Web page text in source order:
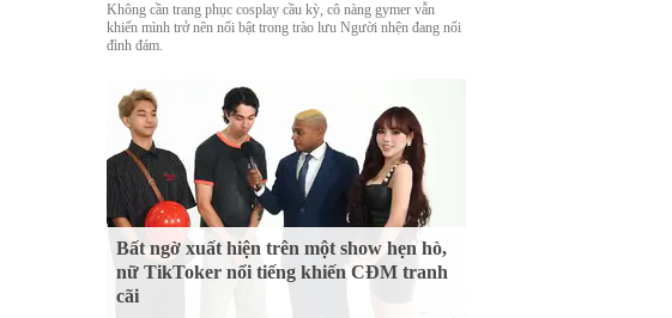
Không cần trang phục cosplay cầu kỳ, cô nàng gymer vẫn
khiến mình trở nên nổi bật trong trào lưu Người nhện đang nổi
đình đám.
Bất ngờ xuất hiện trên một show hẹn hò,
nữ TikToker nổi tiếng khiến CĐM tranh
cãi